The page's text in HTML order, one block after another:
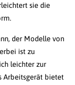
sie die
der Modelle von
ist zu
leichter zur
Arbeitsgerät bietet